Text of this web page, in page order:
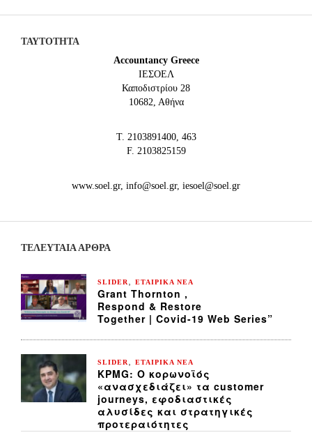
ΤΑΥΤΟΤΗΤΑ
Accountancy Greece
IEΣΟΕΛ
Καποδιστρίου 28
10682, Αθήνα
Τ. 2103891400, 463
F. 2103825159
www.soel.gr, info@soel.gr, iesoel@soel.gr
ΤΕΛΕΥΤΑΙΑ ΆΡΘΡΑ
SLIDER ΕΤΑΙΡΙΚΑ ΝΕΑ
Grant Thornton ,
Respond & Restore
Together | Covid-19 Web Series”
SLIDER ΕΤΑΙΡΙΚΑ ΝΕΑ
KPMG: Ο κορωνοϊός
«ανασχεδιάζει» τα customer
journeys, εφοδιαστικές
αλυσίδες και στρατηγικές
προτεραιότητες